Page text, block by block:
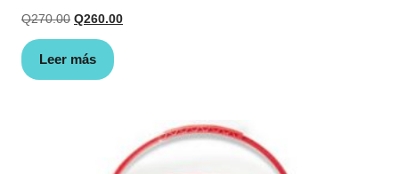
Q270.00 El
precio
original
Q260.00El
Leer más